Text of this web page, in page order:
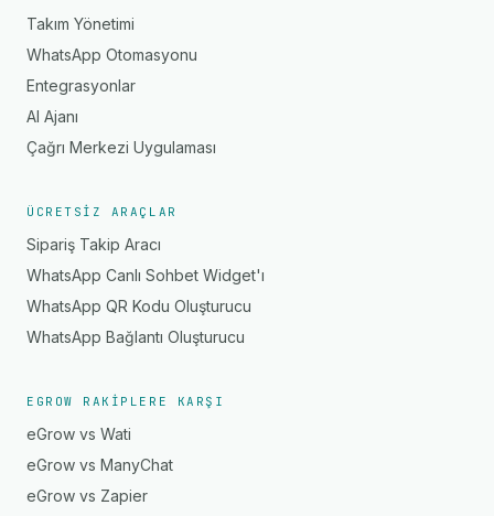
Takım Yönetimi
WhatsApp Otomasyonu
Entegrasyonlar
AI Ajanı
Çağrı Merkezi Uygulaması
ÜCRETSIZ ARAÇLAR
Sipariş Takip Aracı
WhatsApp Canlı Sohbet Widget'ı
WhatsApp QR Kodu Oluşturucu
WhatsApp Bağlantı Oluşturucu
EGROW RAKIPLERE KARŞI
eGrow vs Wati
eGrow vs ManyChat
eGrow vs Zapier